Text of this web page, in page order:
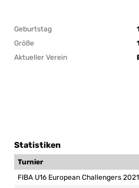
Geburtstag
Größe
Aktueller Verein
Statistiken
Turnier
FIBA U16 European Challengers 2021